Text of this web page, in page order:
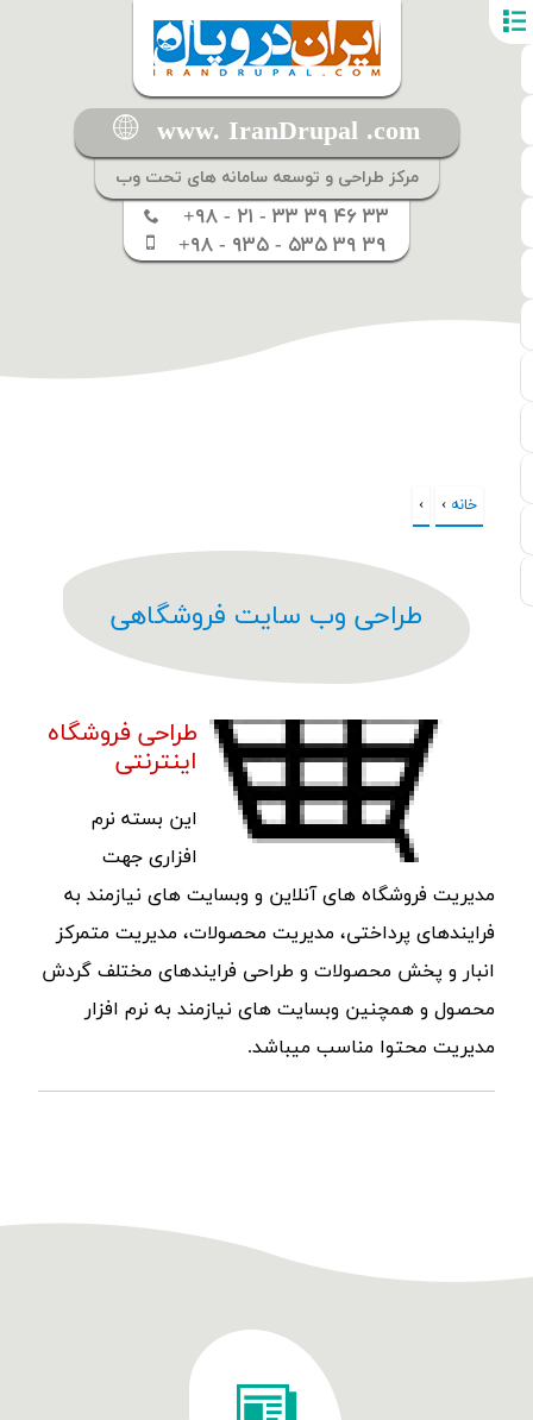
www. IranDrupal .com
مرکز طراحی و توسعه سامانه های تحت وب
+۹۸ - ۲۱ - ۳۳ ۳۹ ۴۶ ۳۳
+۹۸ - ۹۳۵ - ۵۳۵ ۳۹ ۳۹
شما اینجا هستید
خانه ›
›
طراحی وب سایت فروشگاهی
طراحی فروشگاه
اینترنتی
این بسته نرم
افزاری جهت
مدیریت فروشگاه های آنلاین و وبسایت های نیازمند به
فرایندهای پرداختی، مدیریت محصولات، مدیریت متمرکز
انبار و پخش محصولات و طراحی فرایندهای مختلف گردش
محصول و همچنین وبسایت های نیازمند به نرم افزار
مدیریت محتوا مناسب میباشد.